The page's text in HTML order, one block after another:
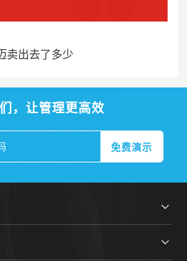
卖出去了多少
，让管理更高效